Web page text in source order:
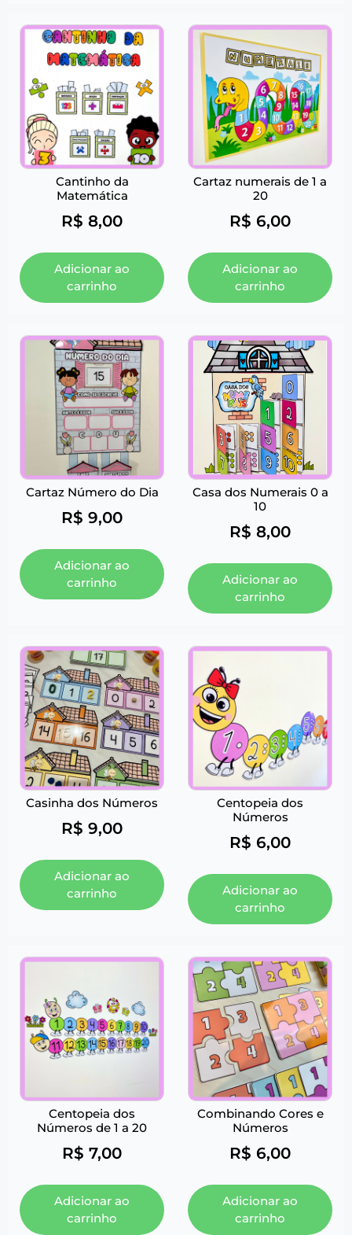
Cantinho da
Matemática
R$ 8,00
Adicionar ao
carrinho
Cartaz numerais de 1 a
20
R$ 6,00
Adicionar ao
carrinho
Cartaz Número do Dia
R$ 9,00
Adicionar ao
carrinho
Casa dos Numerais 0 a
10
R$ 8,00
Adicionar ao
carrinho
Casinha dos Números
R$ 9,00
Adicionar ao
carrinho
Centopeia dos
Números
R$ 6,00
Adicionar ao
carrinho
Centopeia dos
Números de 1 a 20
R$ 7,00
Adicionar ao
carrinho
Combinando Cores e
Números
R$ 6,00
Adicionar ao
carrinho